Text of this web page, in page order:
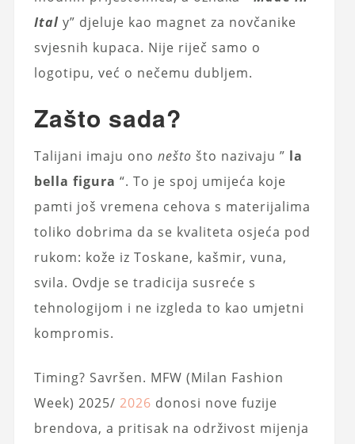
Ital y” djeluje kao magnet za novčanike
svjesnih kupaca. Nije riječ samo o
logotipu, već o nečemu dubljem.
Zašto sada?
Talijani imaju ono nešto što nazivaju ” la
bella figura “. To je spoj umijeća koje
pamti još vremena cehova s materijalima
toliko dobrima da se kvaliteta osjeća pod
rukom: kože iz Toskane, kašmir, vuna,
svila. Ovdje se tradicija susreće s
tehnologijom i ne izgleda to kao umjetni
kompromis.
Timing? Savršen. MFW (Milan Fashion
Week) 2025/ 2026 donosi nove fuzije
brendova, a pritisak na održivost mijenja